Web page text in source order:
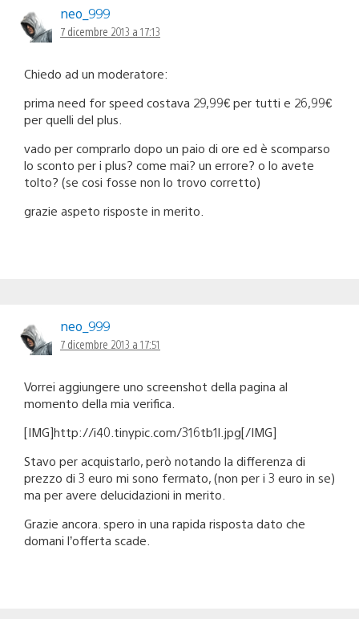
neo_999
7 dicembre 2013 a 17:13
Chiedo ad un moderatore:
prima need for speed costava 29,99€ per tutti e 26,99€
per quelli del plus.
vado per comprarlo dopo un paio di ore ed è scomparso
lo sconto per i plus? come mai? un errore? o lo avete
tolto? (se cosi fosse non lo trovo corretto)
grazie aspeto risposte in merito.
neo_999
7 dicembre 2013 a 17:51
Vorrei aggiungere uno screenshot della pagina al
momento della mia verifica.
[IMG]http://i40.tinypic.com/316tb1l.jpg[/IMG]
Stavo per acquistarlo, però notando la differenza di
prezzo di 3 euro mi sono fermato, (non per i 3 euro in se)
ma per avere delucidazioni in merito.
Grazie ancora. spero in una rapida risposta dato che
domani l’offerta scade.